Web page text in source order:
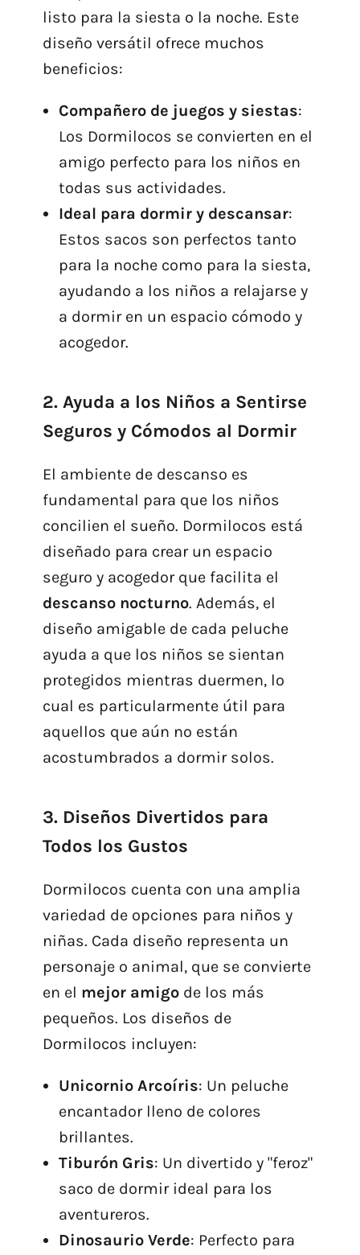
listo para la siesta o la noche. Este
diseño versátil ofrece muchos
beneficios:
Compañero de juegos y siestas:
Los Dormilocos se convierten en el
amigo perfecto para los niños en
todas sus actividades.
Ideal para dormir y descansar:
Estos sacos son perfectos tanto
para la noche como para la siesta,
ayudando a los niños a relajarse y
a dormir en un espacio cómodo y
acogedor.
2. Ayuda a los Niños a Sentirse
Seguros y Cómodos al Dormir
El ambiente de descanso es
fundamental para que los niños
concilien el sueño. Dormilocos está
diseñado para crear un espacio
seguro y acogedor que facilita el
descanso nocturno. Además, el
diseño amigable de cada peluche
ayuda a que los niños se sientan
protegidos mientras duermen, lo
cual es particularmente útil para
aquellos que aún no están
acostumbrados a dormir solos.
3. Diseños Divertidos para
Todos los Gustos
Dormilocos cuenta con una amplia
variedad de opciones para niños y
niñas. Cada diseño representa un
personaje o animal, que se convierte
en el mejor amigode los más
pequeños. Los diseños de
Dormilocos incluyen:
Unicornio Arcoíris: Un peluche
encantador lleno de colores
brillantes.
Tiburón Gris: Un divertido y "feroz"
saco de dormir ideal para los
aventureros.
Dinosaurio Verde: Perfecto para